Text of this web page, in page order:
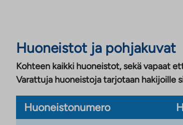
Huoneistot ja pohjakuvat
Kohteen kaikki huoneistot, sekä vapaat
Varattuja huoneistoja tarjotaan hakijoille
Huoneistonumero